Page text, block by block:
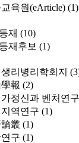
육원(eArticle) (1)
재 (10)
재후보 (1)
리병리학회지
報 (2)
정신과 벤처연구
역연구 (1)
叢 (1)
구 (1)